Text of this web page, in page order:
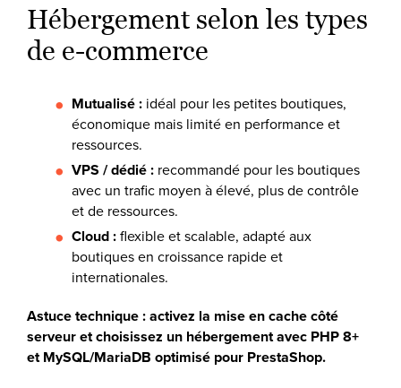
Hébergement selon les types
de e-commerce
Mutualisé : idéal pour les petites boutiques,
économique mais limité en performance et
ressources.
VPS / dédié : recommandé pour les boutiques
avec un trafic moyen à élevé, plus de contrôle
et de ressources.
Cloud :flexible et scalable, adapté aux
boutiques en croissance rapide et
internationales.
Astuce technique : activez la mise en cache côté
serveur et choisissez un hébergement avec PHP 8+
et MySQL/MariaDB optimisé pour PrestaShop.